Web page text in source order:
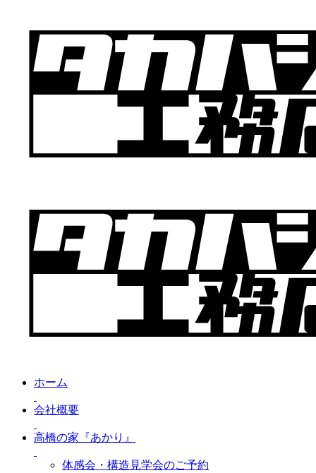
ホーム
会社概要
高橋の家『あかり』
体感会・構造見学会のご予約